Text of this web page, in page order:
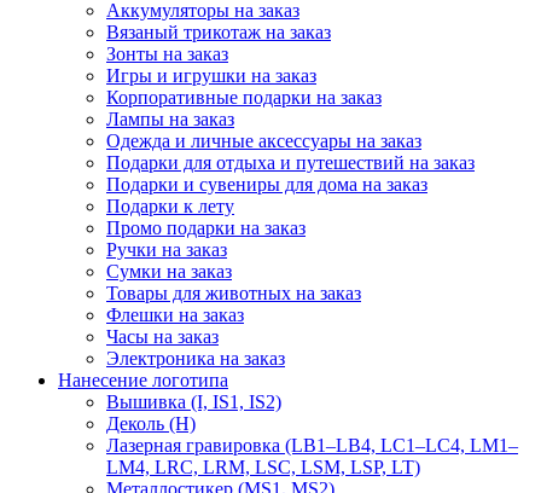
Аккумуляторы на заказ
Вязаный трикотаж на заказ
Зонты на заказ
Игры и игрушки на заказ
Корпоративные подарки на заказ
Лампы на заказ
Одежда и личные аксессуары на заказ
Подарки для отдыха и путешествий на заказ
Подарки и сувениры для дома на заказ
Подарки к лету
Промо подарки на заказ
Ручки на заказ
Сумки на заказ
Товары для животных на заказ
Флешки на заказ
Часы на заказ
Электроника на заказ
Нанесение логотипа
Вышивка (I, IS1, IS2)
Деколь (H)
Лазерная гравировка (LB1–LB4, LC1–LC4, LM1–
LM4, LRC, LRM, LSC, LSM, LSP, LT)
Металлостикер (MS1, MS2)